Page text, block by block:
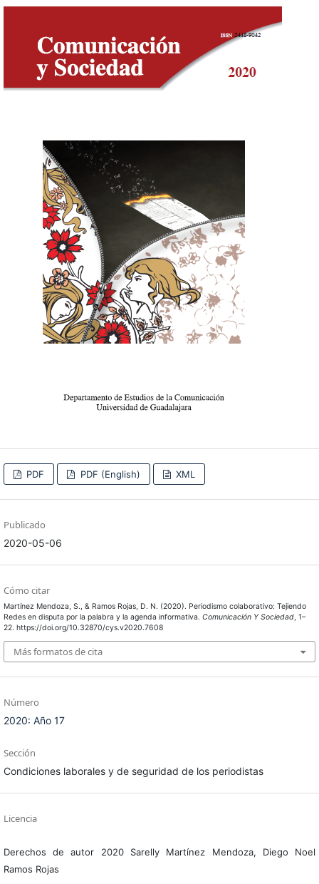
PDF PDF (English) XML
Publicado
2020-05-06
Cómo citar
Martínez Mendoza, S., & Ramos Rojas, D. N. (2020). Periodismo colaborativo: Tejiendo
Redes en disputa por la palabra y la agenda informativa. Comunicación Y Sociedad, 1–
22. https://doi.org/10.32870/cys.v2020.7608
Más formatos de cita
Número
2020: Año 17
Sección
Condiciones laborales y de seguridad de los periodistas
Licencia
Derechos de autor 2020 Sarelly Martínez Mendoza, Diego Noel
Ramos Rojas